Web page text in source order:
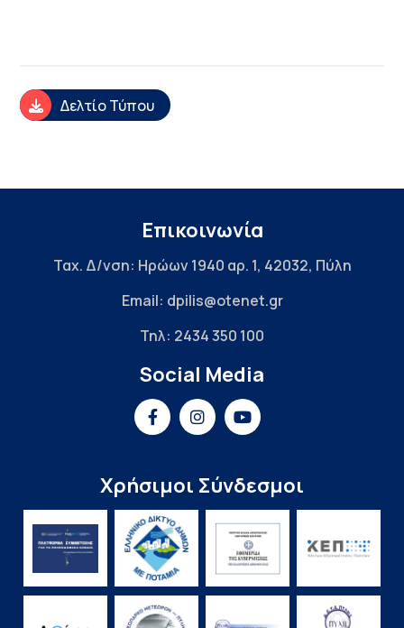
Δελτίο Τύπου
Επικοινωνία
Ταχ. Δ/νση: Ηρώων 1940 αρ. 1, 42032, Πύλη
Email: dpilis@otenet.gr
Τηλ: 2434 350 100
Social Media
Χρήσιμοι Σύνδεσμοι